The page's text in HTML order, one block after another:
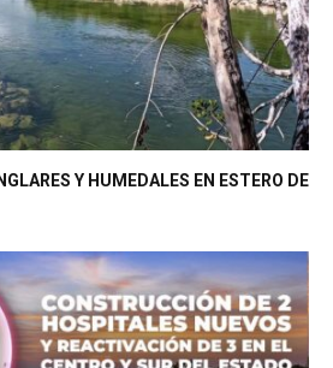
Y HUMEDALES EN ESTERO DE